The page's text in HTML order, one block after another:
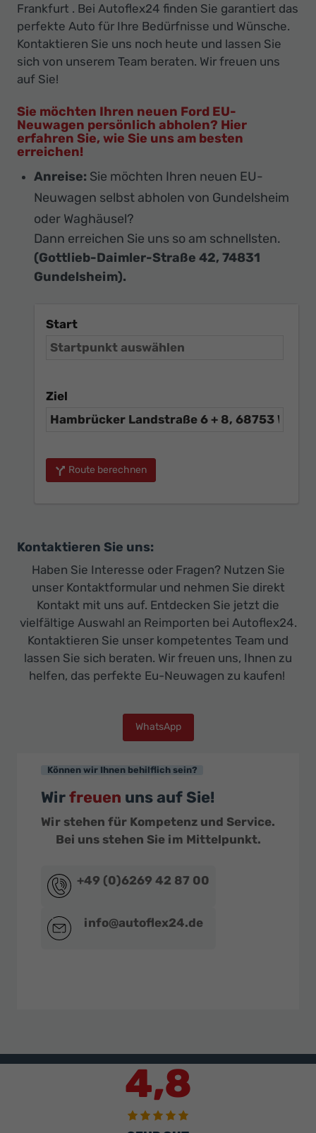
Frankfurt . Bei Autoflex24 finden Sie garantiert das
perfekte Auto für Ihre Bedürfnisse und Wünsche.
Kontaktieren Sie uns noch heute und lassen Sie
sich von unserem Team beraten. Wir freuen uns
auf Sie!
Sie möchten Ihren neuen Ford EU-
Neuwagen persönlich abholen? Hier
erfahren Sie, wie Sie uns am besten
erreichen!
Anreise: Sie möchten Ihren neuen EU-
Neuwagen selbst abholen von Gundelsheim
oder Waghäusel?
Dann erreichen Sie uns so am schnellsten.
(Gottlieb-Daimler-Straße 42, 74831
Gundelsheim).
Start
Ziel
Route berechnen
Kontaktieren Sie uns:
Haben Sie Interesse oder Fragen? Nutzen Sie
unser Kontaktformular und nehmen Sie direkt
Kontakt mit uns auf. Entdecken Sie jetzt die
vielfältige Auswahl an Reimporten bei Autoflex24.
Kontaktieren Sie unser kompetentes Team und
lassen Sie sich beraten. Wir freuen uns, Ihnen zu
helfen, das perfekte Eu-Neuwagen zu kaufen!
WhatsApp
Können wir Ihnen behilflich sein?
Wirfreuen uns auf Sie!
Wir stehen für Kompetenz und Service.
Bei uns stehen Sie im Mittelpunkt.
+49 (0)6269 42 87 00
info@autoflex24.de
4,8